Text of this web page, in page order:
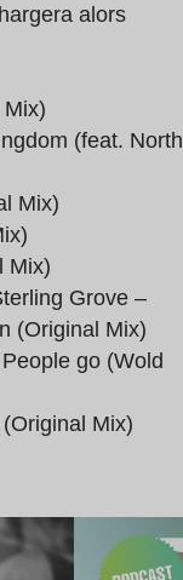
alors
(feat. North
Mix)
Mix)
Grove –
(Original Mix)
go (Wold
Mix)